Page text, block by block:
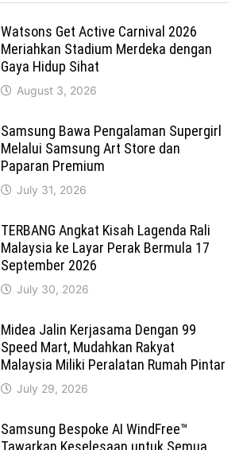
Watsons Get Active Carnival 2026
Meriahkan Stadium Merdeka dengan
Gaya Hidup Sihat
August 3, 2026
Samsung Bawa Pengalaman Supergirl
Melalui Samsung Art Store dan
Paparan Premium
July 31, 2026
TERBANG Angkat Kisah Lagenda Rali
Malaysia ke Layar Perak Bermula 17
September 2026
July 30, 2026
Midea Jalin Kerjasama Dengan 99
Speed Mart, Mudahkan Rakyat
Malaysia Miliki Peralatan Rumah Pintar
July 29, 2026
Samsung Bespoke AI WindFree™